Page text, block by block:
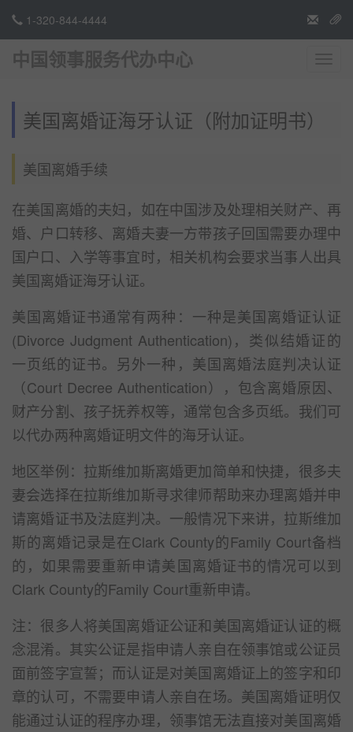
1-320-844-4444
中国领事服务代办中心
美国离婚证海牙认证（附加证明书）
美国离婚手续
在美国离婚的夫妇，如在中国涉及处理相关财产、再
婚、户口转移、离婚夫妻一方带孩子回国需要办理中
国户口、入学等事宜时，相关机构会要求当事人出具
美国离婚证海牙认证。
美国离婚证书通常有两种：一种是美国离婚证认证
(Divorce Judgment Authentication)，类似结婚证的
一页纸的证书。另外一种，美国离婚法庭判决认证
（Court Decree Authentication），包含离婚原因、
财产分割、孩子抚养权等，通常包含多页纸。我们可
以代办两种离婚证明文件的海牙认证。
地区举例：拉斯维加斯离婚更加简单和快捷，很多夫
妻会选择在拉斯维加斯寻求律师帮助来办理离婚并申
请离婚证书及法庭判决。一般情况下来讲，拉斯维加
斯的离婚记录是在Clark County的Family Court备档
的，如果需要重新申请美国离婚证书的情况可以到
Clark County的Family Court重新申请。
注：很多人将美国离婚证公证和美国离婚证认证的概
念混淆。其实公证是指申请人亲自在领事馆或公证员
面前签字宣誓；而认证是对美国离婚证上的签字和印
章的认可，不需要申请人亲自在场。美国离婚证明仅
能通过认证的程序办理，领事馆无法直接对美国离婚